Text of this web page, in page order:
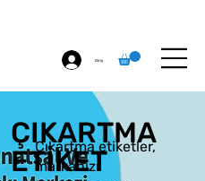
Giriş
ÇIKARTMA
ETİKET
Çıkartma etiketler,
markanızı